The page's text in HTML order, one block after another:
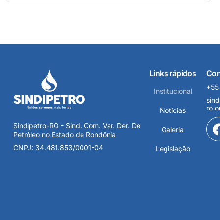
Sindipetro-RO - Sind. Com. Var. Der. De
Petróleo no Estado de Rondônia
CNPJ: 34.481.853/0001-04
Links rápidos
Institucional
Notícias
Galeria
Legislação